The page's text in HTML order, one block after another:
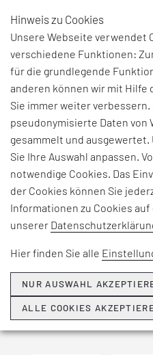
Beiträge und Interviews zu
Beratungsangeboten,
Hier erfahren Sie,
NEWSLETTER
Hinweis zu Cookies
Unsere Webseite verwendet
verschiedene Funktionen:
für die grundlegende
anderen können wir mit Hilfe
Sie immer weiter
pseudonymisierte Daten von
gesammelt und
Sie Ihre Auswahl anpassen.
notwendige Cookies. Das
der Cookies können Sie
Informationen zu Cookies
unserer
Hier finden Sie alle
NUR AUSWAHL
ALLE COOKIES